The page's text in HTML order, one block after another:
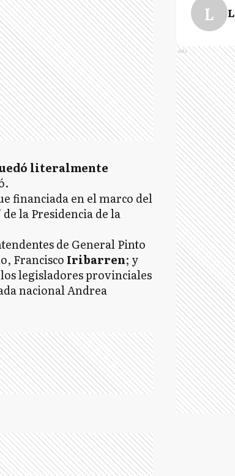
literalmente
financiada en el marco del
la Presidencia de la
de General Pinto
Francisco Iribarren; y
los legisladores provinciales
nacional Andrea
L
Ads